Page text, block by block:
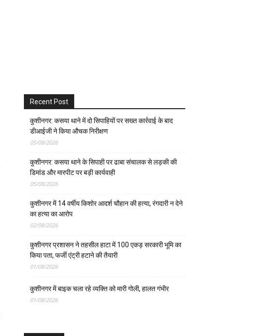
Recent Post
कुशीनगर: कसया थाने में दो सिपाहियों पर सख्त कार्रवाई के बाद
डीआईजी ने किया औचक निरीक्षण
05/08/2026
कुशीनगर: कसया थाने के सिपाही पर ढाबा संचालक से लड़की की
डिमांड और मारपीट पर बड़ी कार्यवाही
05/08/2026
कुशीनगर में 14 वर्षीय किशोर आदर्श चौहान की हत्या, रंगदारी न देने
का हत्या का आरोप
02/08/2026
कुशीनगर प्रशासन ने तहसील हाटा में 100 एकड़ सरकारी भूमि का
किया पता, फर्जी एंट्री हटाने की तैयारी
01/08/2026
कुशीनगर में बाइक चला रहे व्यक्ति को मारी गोली, हालत गंभीर
01/08/2026